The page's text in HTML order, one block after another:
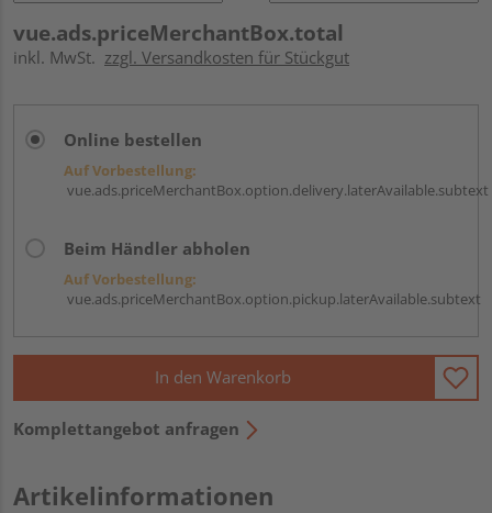
vue.ads.priceMerchantBox.total
inkl. MwSt. zzgl. Versandkosten für Stückgut
Online bestellen
Auf Vorbestellung:
vue.ads.priceMerchantBox.option.delivery.laterAvailable.subtext
Beim Händler abholen
Auf Vorbestellung:
vue.ads.priceMerchantBox.option.pickup.laterAvailable.subtext
In den Warenkorb
Komplettangebot anfragen
Artikelinformationen